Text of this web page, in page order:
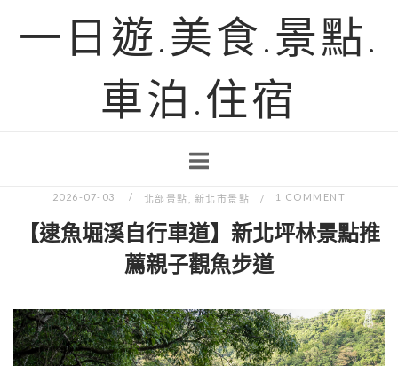
一日遊.美食.景點.
車泊.住宿
2026-07-03 北部景點 新北市景點 1 COMMENT
【逮魚堀溪自行車道】新北坪林景點推
薦親子觀魚步道